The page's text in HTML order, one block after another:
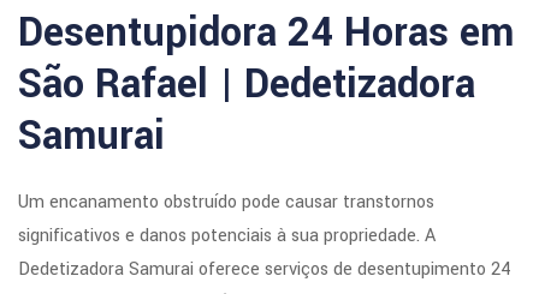
Desentupidora 24 Horas em
São Rafael | Dedetizadora
Samurai
Um encanamento obstruído pode causar transtornos
significativos e danos potenciais à sua propriedade. A
Dedetizadora Samurai oferece serviços de desentupimento 24